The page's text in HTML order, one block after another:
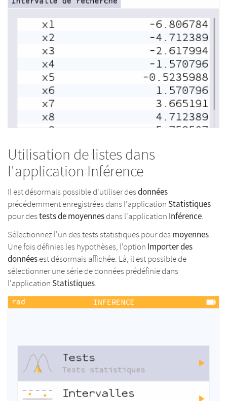
Utilisation de listes dans
l'application Inférence
Il est désormais possible d'utiliser desdonnées
précédemment enregistrées dans l'application Statistiques
pour destests de moyennesdans l'application Inférence.
Sélectionnez l'un des tests statistiques pour desmoyennes.
Une fois définies les hypothèses, l'option Importer des
donnéesest désormais affichée. Là, il est possible de
sélectionner une série de données prédéfinie dans
l'application Statistiques.